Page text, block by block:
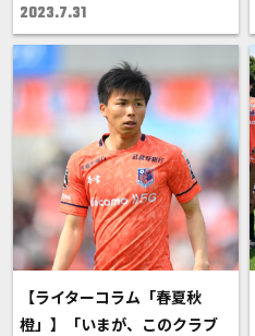
2023.7.31
【ライターコラム「春夏秋
橙」】「いまが、このクラブ